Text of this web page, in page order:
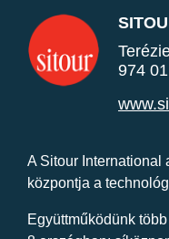
974
A Sitour International
központja a
Együttműködünk